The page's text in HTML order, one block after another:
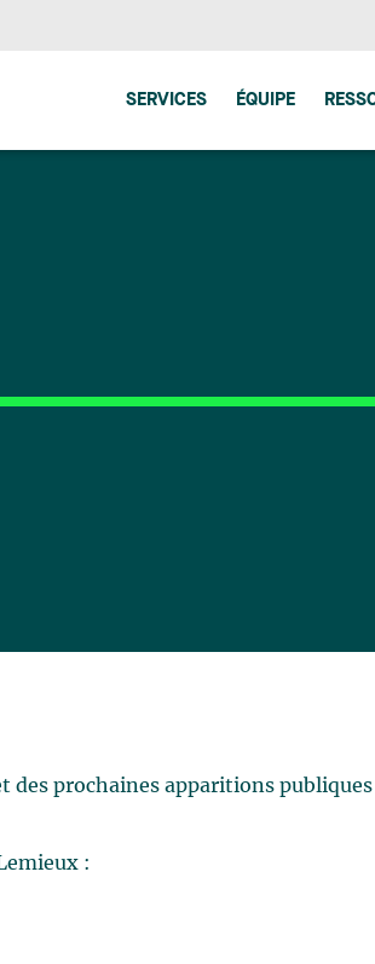
SERVICES ÉQUIPE
des prochaines apparitions publiques
: